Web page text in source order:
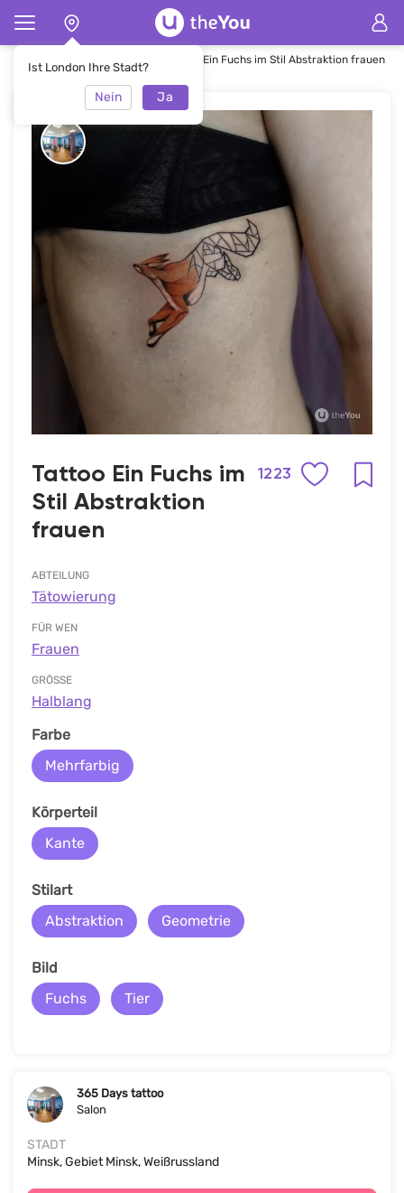
Ist London Ihre Stadt?
Nein Ja
Hauptseite Tätowierung Tattoo Ein Fuchs im Stil Abstraktion frauen
Tattoo Ein Fuchs im
Stil Abstraktion
frauen
1223
ABTEILUNG
Tätowierung
FÜR WEN
Frauen
GRÖSSE
Halblang
Farbe
Mehrfarbig
Körperteil
Kante
Stilart
Abstraktion
Geometrie
Bild
Fuchs
Tier
365 Days tattoo
Salon
STADT
Minsk, Gebiet Minsk, Weißrussland